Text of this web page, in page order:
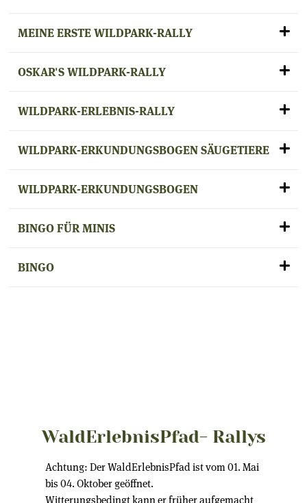
MEINE ERSTE WILDPARK-RALLY
OSKAR'S WILDPARK-RALLY
WILDPARK-ERLEBNIS-RALLY
WILDPARK-ERKUNDUNGSBOGEN SÄUGETIERE
WILDPARK-ERKUNDUNGSBOGEN
BINGO FÜR MINIS
BINGO
WaldErlebnisPfad- Rallys
Achtung: Der WaldErlebnisPfad ist vom 01. Mai
bis 04. Oktober geöffnet.
Witterungsbedingt kann er früher aufgemacht